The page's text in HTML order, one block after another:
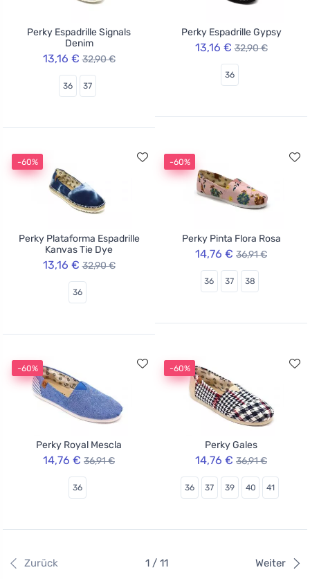
Perky Espadrille Signals
Denim
13,16 € 32,90 €
36 37
Perky Espadrille Gypsy
13,16 € 32,90 €
36
-60%
Perky Plataforma Espadrille
Kanvas Tie Dye
13,16 € 32,90 €
36
-60%
Perky Pinta Flora Rosa
14,76 € 36,91 €
36 37 38
-60%
Perky Royal Mescla
14,76 € 36,91 €
36
-60%
Perky Gales
14,76 € 36,91 €
36 37 39 40 41
Zurück 1 / 11 Weiter